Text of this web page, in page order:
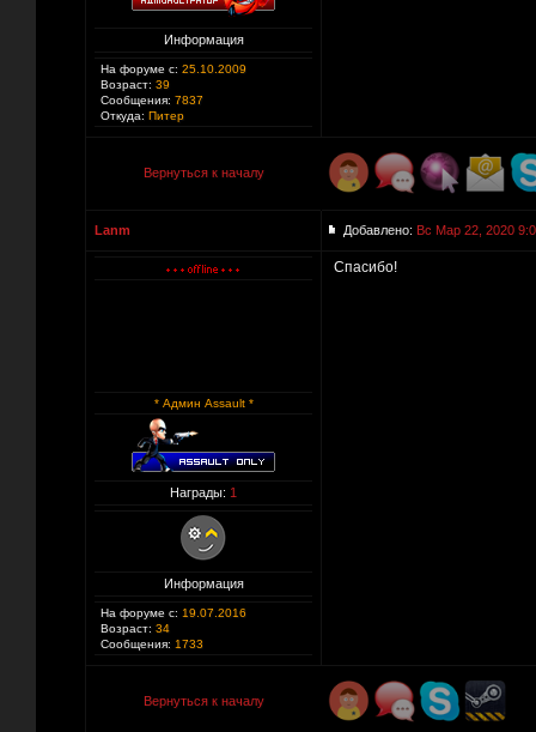
Информация
На форуме с: 25.10.2009
Возраст: 39
Сообщения: 7837
Откуда: Питер
Вернуться к началу
Lanm Добавлено: Вс Мар 22, 2020
* Админ Assault *
Награды: 1
Информация
На форуме с: 19.07.2016
Возраст: 34
Сообщения: 1733
Спасибо!
Вернуться к началу